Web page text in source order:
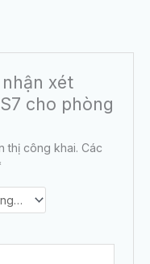
xét
cho phòng
thị công khai. Các